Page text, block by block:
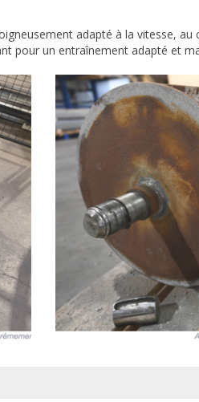
adapté à la vitesse,
pour un entraînement adapté et